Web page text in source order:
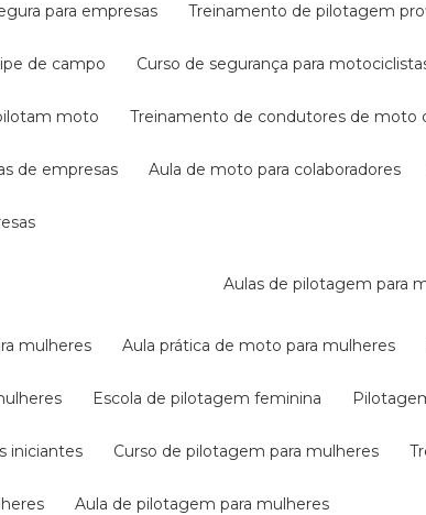
para empresas treinamento de pilotagem
de campo curso de segurança para
moto treinamento de condutores de moto
de empresas aula de moto para colaboradores
aulas de pilotagem para
mulheres aula prática de moto para mulheres
escola de pilotagem feminina
iniciantes curso de pilotagem para mulheres
aula de pilotagem para mulheres